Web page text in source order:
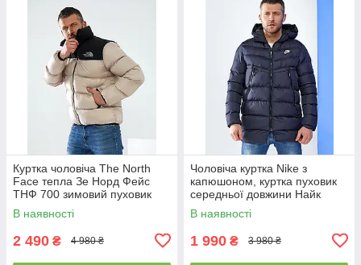
Куртка чоловіча The North
Face тепла Зе Норд Фейс
ТНФ 700 зимовий пуховик
В наявності
2 490 ₴ 4 980 ₴
Чоловіча куртка Nike з
капюшоном, куртка пуховик
середньої довжини Найк
темно-синя єврозима
В наявності
1 990 ₴ 3 980 ₴